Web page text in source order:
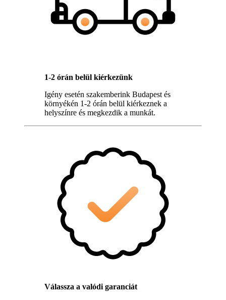
1-2 órán belül kiérkezünk
Igény esetén szakemberink Budapest és
környékén 1-2 órán belül kiérkeznek a
helyszínre és megkezdik a munkát.
Válassza a valódi garanciát